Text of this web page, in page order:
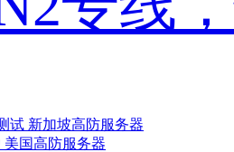
试 新加坡高防服务器
美国高防服务器